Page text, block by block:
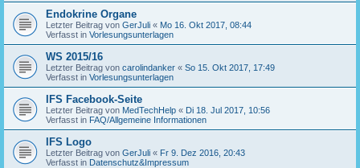
Endokrine Organe
Letzter Beitrag von GerJuli « Mo 16. Okt 2017, 08:44
Verfasst in Vorlesungsunterlagen
WS 2015/16
Letzter Beitrag von carolindanker « So 15. Okt 2017, 17:49
Verfasst in Vorlesungsunterlagen
IFS Facebook-Seite
Letzter Beitrag von MedTechHelp « Di 18. Jul 2017, 10:56
Verfasst in FAQ/Allgemeine Informationen
IFS Logo
Letzter Beitrag von GerJuli « Fr 9. Dez 2016, 20:43
Verfasst in Datenschutz&Impressum